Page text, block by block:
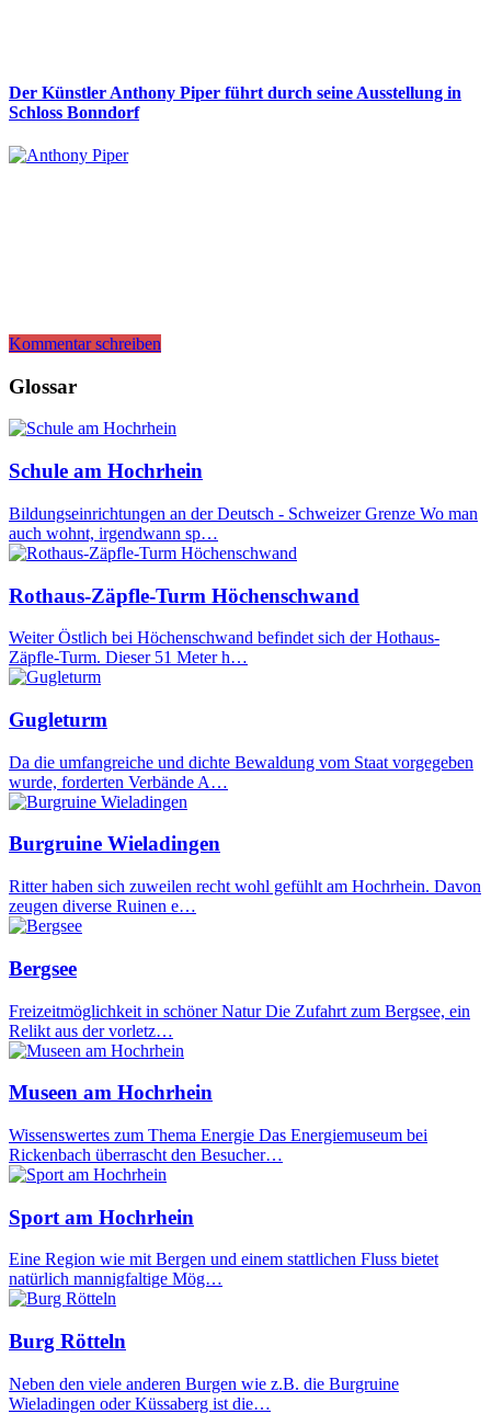
Der Künstler Anthony Piper führt durch seine Ausstellung in
Schloss Bonndorf
Kommentar schreiben
Glossar
Schule am Hochrhein
Bildungseinrichtungen an der Deutsch - Schweizer Grenze Wo man
auch wohnt, irgendwann sp…
Rothaus-Zäpfle-Turm Höchenschwand
Weiter Östlich bei Höchenschwand befindet sich der Hothaus-
Zäpfle-Turm. Dieser 51 Meter h…
Gugleturm
Da die umfangreiche und dichte Bewaldung vom Staat vorgegeben
wurde, forderten Verbände A…
Burgruine Wieladingen
Ritter haben sich zuweilen recht wohl gefühlt am Hochrhein. Davon
zeugen diverse Ruinen e…
Bergsee
Freizeitmöglichkeit in schöner Natur Die Zufahrt zum Bergsee, ein
Relikt aus der vorletz…
Museen am Hochrhein
Wissenswertes zum Thema Energie Das Energiemuseum bei
Rickenbach überrascht den Besucher…
Sport am Hochrhein
Eine Region wie mit Bergen und einem stattlichen Fluss bietet
natürlich mannigfaltige Mög…
Burg Rötteln
Neben den viele anderen Burgen wie z.B. die Burgruine
Wieladingen oder Küssaberg ist die…